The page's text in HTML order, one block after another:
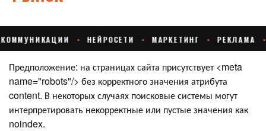
Предположение: на страницах сайта присутствует <meta
name="robots"/> без корректного значения атрибута
content. В некоторых случаях поисковые системы могут
интерпретировать некорректные или пустые значения как
noindex.